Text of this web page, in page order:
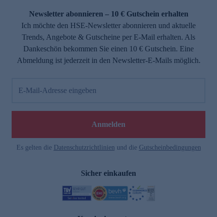
Newsletter abonnieren – 10 € Gutschein erhalten
Ich möchte den HSE-Newsletter abonnieren und aktuelle
Trends, Angebote & Gutscheine per E-Mail erhalten. Als
Dankeschön bekommen Sie einen 10 € Gutschein. Eine
Abmeldung ist jederzeit in den Newsletter-E-Mails möglich.
E-Mail-Adresse eingeben
Anmelden
Es gelten die Datenschutzrichtlinien und die Gutscheinbedingungen
Sicher einkaufen